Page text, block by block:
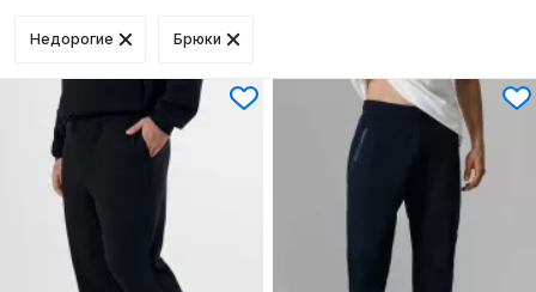
Недорогие Брюки